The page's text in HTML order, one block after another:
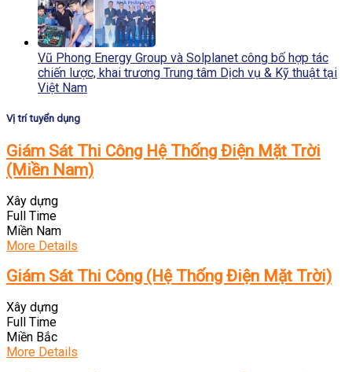
Vũ Phong Energy Group và Solplanet công bố hợp tác
chiến lược, khai trương Trung tâm Dịch vụ & Kỹ thuật tại
Việt Nam
Vị trí tuyển dụng
Giám Sát Thi Công Hệ Thống Điện Mặt Trời
(Miền Nam)
Xây dựng
Full Time
Miền Nam
More Details
Giám Sát Thi Công (Hệ Thống Điện Mặt Trời)
Xây dựng
Full Time
Miền Bắc
More Details